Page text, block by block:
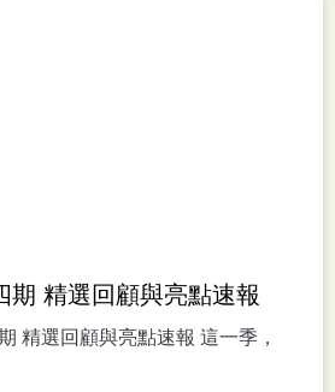
期 精選回顧與亮點速報
精選回顧與亮點速報 這一季，